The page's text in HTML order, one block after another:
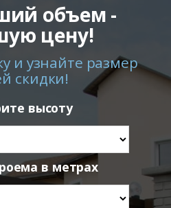
объем -
цену!
и узнайте размер
скидки!
высоту
в метрах